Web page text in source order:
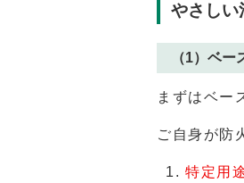
やさしい
（1）ベー
まずはベー
ご自身が防
特定用